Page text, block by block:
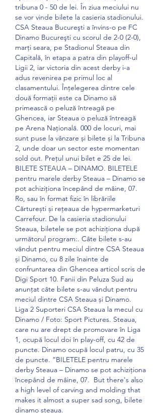
tribuna 0 - 50 de lei. În ziua meciului nu
se vor vinde bilete la casieria stadionului.
CSA Steaua Bucureşti a învins-o pe FC
Dinamo Bucureşti cu scorul de 2-0 (2-0),
marţi seara, pe Stadionul Steaua din
Capitală, în etapa a patra din playoff-ul
Ligii 2, iar victoria din acest derby i-a
adus revenirea pe primul loc al
clasamentului. Înțelegerea dintre cele
două formații este ca Dinamo să
primească o peluză întreagă pe
Ghencea, iar Steaua o peluză întreagă
pe Arena Națională. 000 de locuri, mai
sunt puse la vânzare și bilete și la Tribuna
2, unde doar un sector este momentan
sold out. Prețul unui bilet e 25 de lei.
BILETE STEAUA – DINAMO. BILETELE
pentru marele derby Steaua – Dinamo se
pot achiziționa începând de mâine, 07.
Ro, sau în format fizic în librăriile
Cărturești și rețeaua de hypermarketuri
Carrefour. De la casieria stadionului
Steaua, biletele se pot achiziționa după
următorul program:. Câte bilete s-au
vândut pentru meciul dintre CSA Steaua
și Dinamo, cu 8 zile înainte de
confruntarea din Ghencea articol scris de
Digi Sport 10. Fanii din Peluza Sud au
anunțat câte bilete s-au vândut pentru
meciul dintre CSA Steaua și Dinamo.
Liga 2 Suporteri CSA Steaua la mecul cu
Dinamo / Foto: Sport Pictures. Steaua,
care nu are drept de promovare în Liga
1, ocupă locul doi în play-off, cu 42 de
puncte. Dinamo ocupă locul patru, cu 35
de puncte. “BILETELE pentru marele
derby Steaua – Dinamo se pot achiziționa
începând de mâine, 07.  But there's also
a high level of carving and molding that
makes it almost a super sad song, bilete
dinamo steaua.